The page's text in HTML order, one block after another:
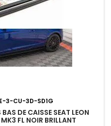
3-CU-3D-SD1G
DE CAISSE SEAT LEON
FL NOIR BRILLANT